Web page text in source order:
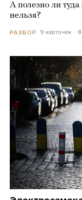
А полезно ли
нельзя?
РАЗБОР 9 карточек